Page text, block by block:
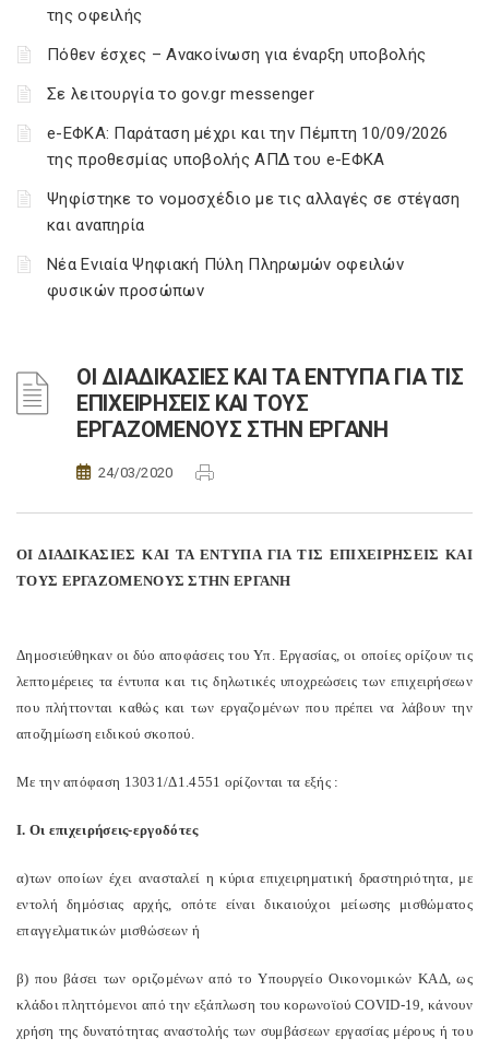
της οφειλής
Πόθεν έσχες – Ανακοίνωση για έναρξη υποβολής
Σε λειτουργία το gov.gr messenger
e-ΕΦΚΑ: Παράταση μέχρι και την Πέμπτη 10/09/2026
της προθεσμίας υποβολής ΑΠΔ του e-ΕΦΚΑ
Ψηφίστηκε το νομοσχέδιο με τις αλλαγές σε στέγαση
και αναπηρία
Νέα Ενιαία Ψηφιακή Πύλη Πληρωμών οφειλών
φυσικών προσώπων
ΟΙ ΔΙΑΔΙΚΑΣΙΕΣ ΚΑΙ ΤΑ ΕΝΤΥΠΑ ΓΙΑ ΤΙΣ
ΕΠΙΧΕΙΡΗΣΕΙΣ ΚΑΙ ΤΟΥΣ
ΕΡΓΑΖΟΜΕΝΟΥΣ ΣΤΗΝ ΕΡΓΑΝΗ
24/03/2020
ΟΙ ΔΙΑΔΙΚΑΣΙΕΣ ΚΑΙ ΤΑ ΕΝΤΥΠΑ ΓΙΑ ΤΙΣ ΕΠΙΧΕΙΡΗΣΕΙΣ ΚΑΙ
ΤΟΥΣ ΕΡΓΑΖΟΜΕΝΟΥΣ ΣΤΗΝ ΕΡΓΑΝΗ
Δημοσιεύθηκαν οι δύο αποφάσεις του Υπ. Eργασίας, οι οποίες ορίζουν τις
λεπτομέρειες τα έντυπα και τις δηλωτικές υποχρεώσεις των επιχειρήσεων
που πλήττονται καθώς και των εργαζομένων που πρέπει να λάβουν την
αποζημίωση ειδικού σκοπού.
Με την απόφαση 13031/Δ1.4551 ορίζονται τα εξής :
I. Οι επιχειρήσεις-εργοδότες
α)των οποίων έχει ανασταλεί η κύρια επιχειρηματική δραστηριότητα, με
εντολή δημόσιας αρχής, οπότε είναι δικαιούχοι μείωσης μισθώματος
επαγγελματικών μισθώσεων ή
β) που βάσει των οριζομένων από το Υπουργείο Οικονομικών ΚΑΔ, ως
κλάδοι πληττόμενοι από την εξάπλωση του κορωνοϊού COVID-19, κάνουν
χρήση της δυνατότητας αναστολής των συμβάσεων εργασίας μέρους ή του